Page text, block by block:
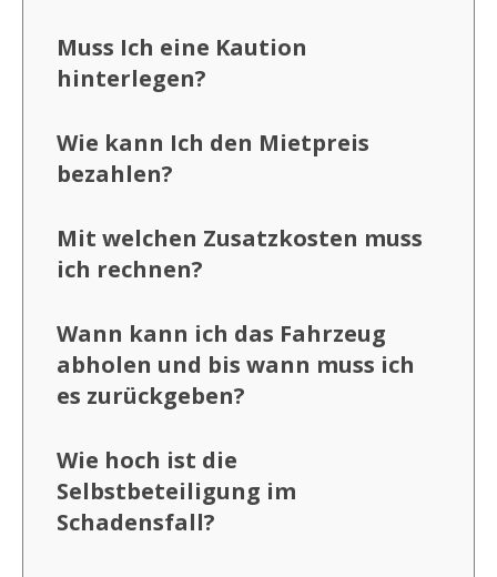
Muss Ich eine Kaution
hinterlegen?
Wie kann Ich den Mietpreis
bezahlen?
Mit welchen Zusatzkosten muss
ich rechnen?
Wann kann ich das Fahrzeug
abholen und bis wann muss ich
es zurückgeben?
Wie hoch ist die
Selbstbeteiligung im
Schadensfall?